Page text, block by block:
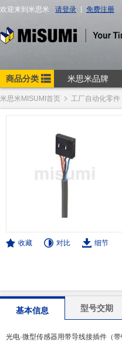
米思米MISUMI首页 工厂自动化零件
收藏 对比 细节
基本信息 型号交期
光电·微型传感器用带导线接插件（